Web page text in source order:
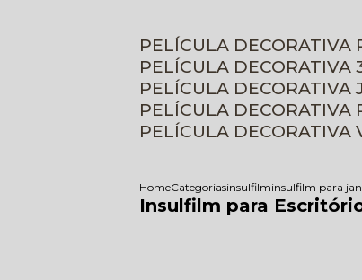
PELÍCULA
PELÍCULA DECORATIVA
PELÍCULA DECORATIVA
PELÍCULA DECORATIVA
PELÍCULA DECORATIVA
HomeCategoriasinsulfilminsulfilm para
Insulfilm para